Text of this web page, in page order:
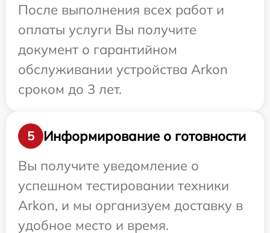
После выполнения всех работ и
оплаты услуги Вы получите
документ о гарантийном
обслуживании устройства Arkon
сроком до 3 лет.
5
Информирование о готовности
Вы получите уведомление о
успешном тестировании техники
Arkon, и мы организуем доставку в
удобное место и время.